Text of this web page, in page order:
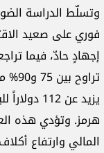
وتسلّط الدراسة
فوري على صعيد
إجهادٍ حادّ، فيما
يزيد عن
هرمز. وتؤدي هذه
المالي وارتفاع